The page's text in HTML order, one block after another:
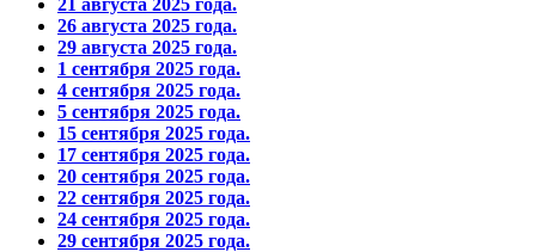
26 августа 2025 года.
29 августа 2025 года.
1 сентября 2025 года.
4 сентября 2025 года.
5 сентября 2025 года.
15 сентября 2025 года.
17 сентября 2025 года.
20 сентября 2025 года.
22 сентября 2025 года.
24 сентября 2025 года.
29 сентября 2025 года.